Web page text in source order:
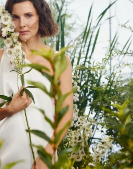
19:44
оформить,
умер. Как лучше
не успели, собственник умер.
форме. Два свидетеля. У
Документы на право
И на участок, и на дом.
продать. Как лучше
2023, 14:42
свою дачу? 31